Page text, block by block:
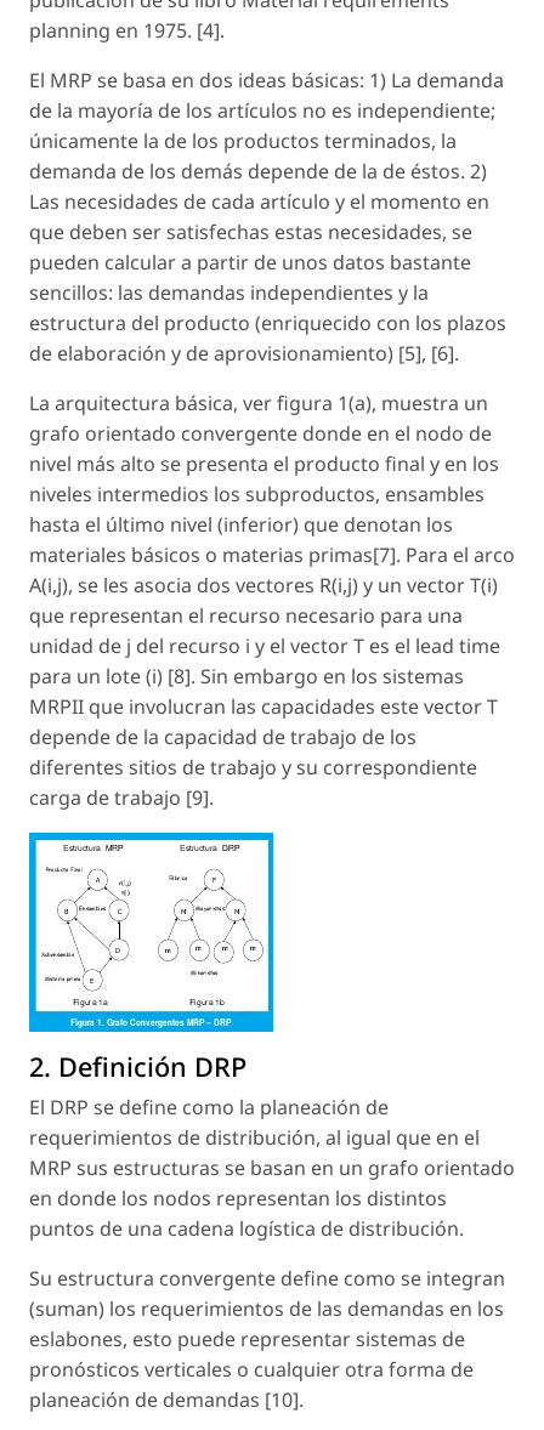
planning en 1975. [4].
El MRP se basa en dos ideas básicas: 1) La demanda
de la mayoría de los artículos no es independiente;
únicamente la de los productos terminados, la
demanda de los demás depende de la de éstos. 2)
Las necesidades de cada artículo y el momento en
que deben ser satisfechas estas necesidades, se
pueden calcular a partir de unos datos bastante
sencillos: las demandas independientes y la
estructura del producto (enriquecido con los plazos
de elaboración y de aprovisionamiento) [5], [6].
La arquitectura básica, ver figura 1(a), muestra un
grafo orientado convergente donde en el nodo de
nivel más alto se presenta el producto final y en los
niveles intermedios los subproductos, ensambles
hasta el último nivel (inferior) que denotan los
materiales básicos o materias primas[7]. Para el arco
A(i,j), se les asocia dos vectores R(i,j) y un vector T(i)
que representan el recurso necesario para una
unidad de j del recurso i y el vector T es el lead time
para un lote (i) [8]. Sin embargo en los sistemas
MRPII que involucran las capacidades este vector T
depende de la capacidad de trabajo de los
diferentes sitios de trabajo y su correspondiente
carga de trabajo [9].
2. Definición DRP
El DRP se define como la planeación de
requerimientos de distribución, al igual que en el
MRP sus estructuras se basan en un grafo orientado
en donde los nodos representan los distintos
puntos de una cadena logística de distribución.
Su estructura convergente define como se integran
(suman) los requerimientos de las demandas en los
eslabones, esto puede representar sistemas de
pronósticos verticales o cualquier otra forma de
planeación de demandas [10].